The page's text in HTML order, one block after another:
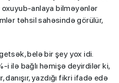
anlaya bilməyənlər
təhsil sahəsində görülür,
belə bir şey yox idi.
i ilə bağlı həmişə deyirdilər ki,
yazdığı fikri ifadə edə